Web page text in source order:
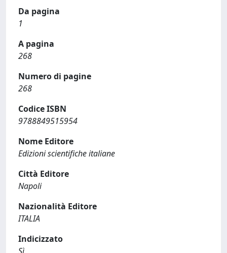
Da pagina
1
A pagina
268
Numero di pagine
268
Codice ISBN
9788849515954
Nome Editore
Edizioni scientifiche italiane
Città Editore
Napoli
Nazionalità Editore
ITALIA
Indicizzato